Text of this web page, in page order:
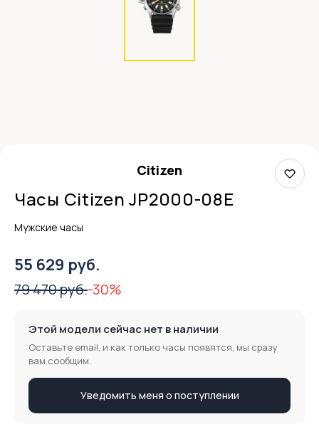
Citizen
Часы Citizen JP2000-08E
Мужские часы
55 629 руб.
79 470 руб.-30%
Этой модели сейчас нет в наличии
Оставьте email, и как только часы появятся, мы сразу
вам сообщим.
Уведомить меня о поступлении